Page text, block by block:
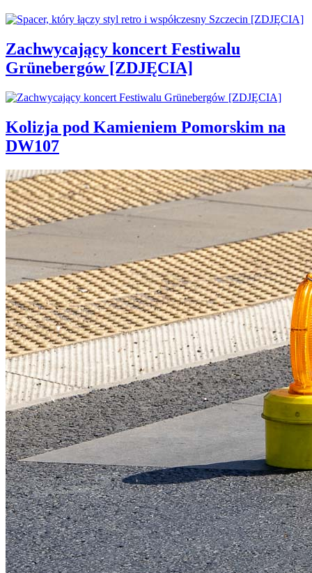
Zachwycający koncert Festiwalu
Grünebergów [ZDJĘCIA]
Kolizja pod Kamieniem Pomorskim na
DW107